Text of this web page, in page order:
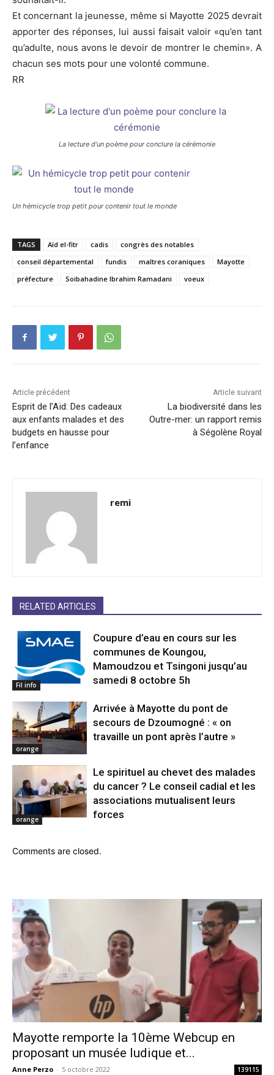
Et concernant la jeunesse, même si Mayotte 2025 devrait
apporter des réponses, lui aussi faisait valoir «qu’en tant
qu’adulte, nous avons le devoir de montrer le chemin». A
chacun ses mots pour une volonté commune.
RR
La lecture d’un poème pour conclure la cérémonie
Un hémicycle trop petit pour contenir tout le monde
TAGS Aïd el-fitr cadis
congrès des notables
conseil départemental
fundis maîtres coraniques
Mayotte
préfecture
Soibahadine Ibrahim Ramadani voeux
Article précédent
Esprit de l’Aïd: Des cadeaux
aux enfants malades et des
budgets en hausse pour
l’enfance
Article suivant
La biodiversité dans les
Outre-mer: un rapport remis
à Ségolène Royal
remi
RELATED ARTICLES
Fil info
Coupure d’eau en cours sur les
communes de Koungou,
Mamoudzou et Tsingoni jusqu’au
samedi 8 octobre 5h
orange
Arrivée à Mayotte du pont de
secours de Dzoumogné : « on
travaille un pont après l’autre »
orange
Le spirituel au chevet des malades
du cancer ? Le conseil cadial et les
associations mutualisent leurs
forces
Comments are closed.
Mayotte remporte la 10ème Webcup en
proposant un musée ludique et...
Anne Perzo - 5 octobre 2022 139115